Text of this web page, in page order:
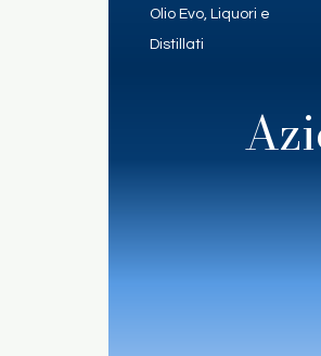
Olio Evo, Liquori e
Distillati